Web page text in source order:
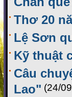
Thơ 20
Lệ Sơn
Kỹ thuật
Câu
Lao" (24/